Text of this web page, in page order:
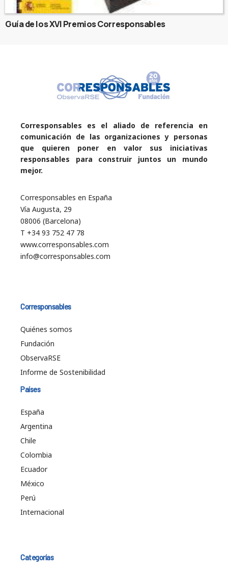
Guía de los XVI Premios Corresponsables
Corresponsables es el aliado de referencia en
comunicación de las organizaciones y personas
que quieren poner en valor sus iniciativas
responsables para construir juntos un mundo
mejor.
Corresponsables en España
Vía Augusta, 29
08006 (Barcelona)
T +34 93 752 47 78
www.corresponsables.com
info@corresponsables.com
Corresponsables
Quiénes somos
Fundación
ObservaRSE
Informe de Sostenibilidad
Países
España
Argentina
Chile
Colombia
Ecuador
México
Perú
Internacional
Categorías